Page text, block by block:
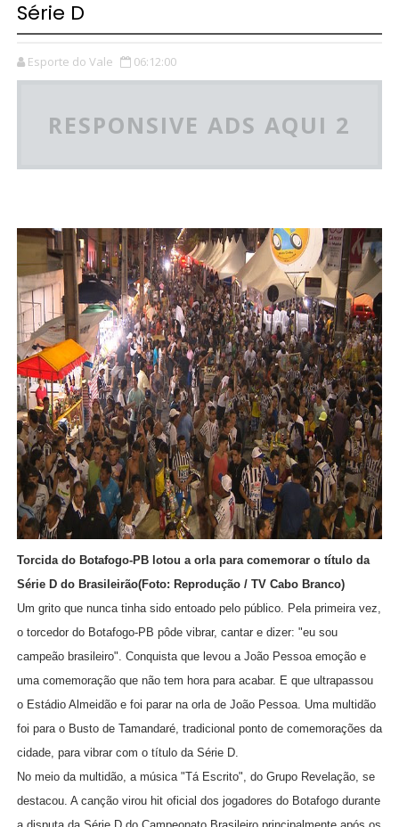
Série D
Esporte do Vale 06:12:00
RESPONSIVE ADS AQUI 2
Torcida do Botafogo-PB lotou a orla para comemorar o título da
Série D do Brasileirão(Foto: Reprodução / TV Cabo Branco)
Um grito que nunca tinha sido entoado pelo público. Pela primeira vez,
o torcedor do Botafogo-PB pôde vibrar, cantar e dizer: "eu sou
campeão brasileiro". Conquista que levou a João Pessoa emoção e
uma comemoração que não tem hora para acabar. E que ultrapassou
o Estádio Almeidão e foi parar na orla de João Pessoa. Uma multidão
foi para o Busto de Tamandaré, tradicional ponto de comemorações da
cidade, para vibrar com o título da Série D.
No meio da multidão, a música "Tá Escrito", do Grupo Revelação, se
destacou. A canção virou hit oficial dos jogadores do Botafogo durante